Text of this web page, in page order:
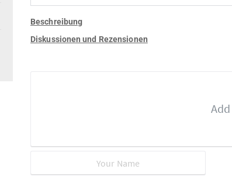
Beschreibung
Diskussionen und Rezensionen